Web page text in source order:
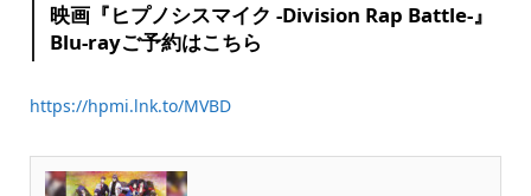
映画『ヒプノシスマイク -Division Rap Battle-』
Blu-rayご予約はこちら
https://hpmi.lnk.to/MVBD